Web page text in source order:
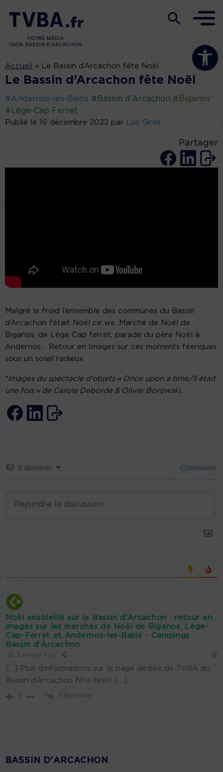
Ouvrir la
Accueil » Le Bassin d’Arcachon fête Noël
Le Bassin d’Arcachon fête Noël
#Andernos-les-Bains #Bassin d'Arcachon #Biganos
#Lège-Cap Ferret
Publié le 19 décembre 2022 par Luc Giros
Partager
Malgré le froid l’ensemble des communes du Bassin
d’Arcachon fêtait Noël ce we. Marché de Noël de
Biganos, de Lège Cap ferret, parade du père Noël à
Andernos… Retour en Images sur ces moments féeriques
sous un soleil radieux.
* Images du spectacle d’objets « Once upon a time/Il était
une fois » de Carole Deborde & Oliver Borowski.
S’abonner Connexion
Noël ensoleillé sur le Bassin d'Arcachon : retour en
images sur les marchés de Noël de Biganos, Lège-
Cap-Ferret et Andernos-les-Bains - Campings
Bassin d'Arcachon
3 années il y a
[…] Plus d’informations sur la page dédiée de TVBA du
Bassin d’Arcachon fête Noël. […]
0 Répondre
BASSIN D'ARCACHON